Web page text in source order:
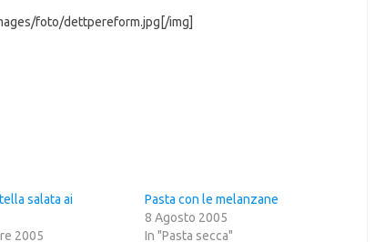
foto/dettpereform.jpg[/img]
salata ai
2005
Pasta con le melanzane
8 Agosto 2005
In "Pasta secca"